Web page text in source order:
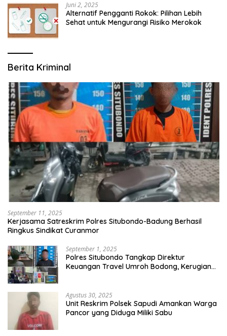
Juni 2, 2025
Alternatif Pengganti Rokok: Pilihan Lebih
Sehat untuk Mengurangi Risiko Merokok
Berita Kriminal
September 11, 2025
Kerjasama Satreskrim Polres Situbondo-Badung Berhasil
Ringkus Sindikat Curanmor
September 1, 2025
Polres Situbondo Tangkap Direktur
Keuangan Travel Umroh Bodong, Kerugian
Agustus 30, 2025
Unit Reskrim Polsek Sapudi Amankan Warga
Pancor yang Diduga Miliki Sabu